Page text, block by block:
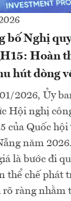
bố Nghị
Hoàn
hút dòng
2026, Ủy
Hội nghị
của Quốc hội
năm
là bước đi
thể chế phát
rõ ràng nhằm